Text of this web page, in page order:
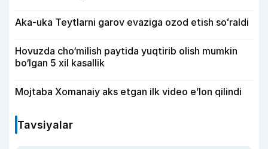
Aka-uka Teytlarni garov evaziga ozod etish soʻraldi
Hovuzda cho‘milish paytida yuqtirib olish mumkin
bo‘lgan 5 xil kasallik
Mojtaba Xomanaiy aks etgan ilk video e’lon qilindi
Tavsiyalar